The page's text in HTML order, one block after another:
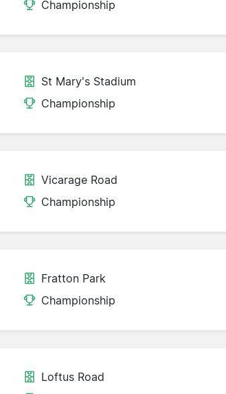
Championship
St Mary's Stadium
Championship
Vicarage Road
Championship
Fratton Park
Championship
Loftus Road